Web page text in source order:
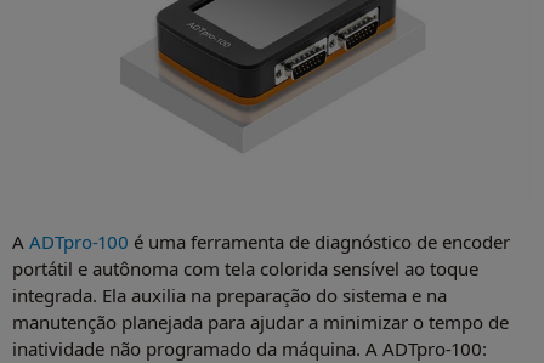
A ADTpro-100 é uma ferramenta de diagnóstico de encoder
portátil e autônoma com tela colorida sensível ao toque
integrada. Ela auxilia na preparação do sistema e na
manutenção planejada para ajudar a minimizar o tempo de
inatividade não programado da máquina. A ADTpro-100: